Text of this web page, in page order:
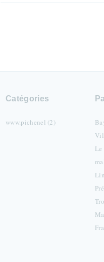
Catégories
www.pichenel (2)
Le